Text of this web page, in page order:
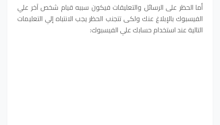
أما الحظر على الرسائل والتعليقات فيكون سببه قيام شخص آخر علي
الفيسبوك بالإبلاغ عنك ولكى تتجنب الحظر يجب الانتباه إلي التعليمات
التالية عند استخدام حسابك علي الفيسبوك: